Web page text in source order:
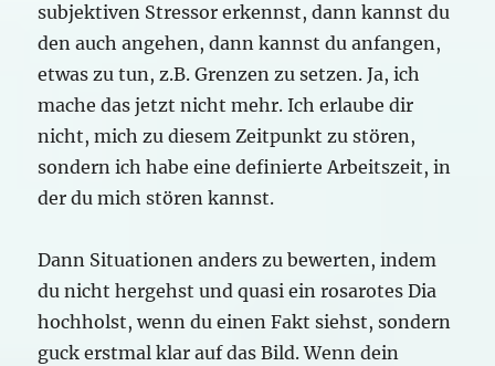
subjektiven Stressor erkennst, dann kannst du
den auch angehen, dann kannst du anfangen,
etwas zu tun, z.B. Grenzen zu setzen. Ja, ich
mache das jetzt nicht mehr. Ich erlaube dir
nicht, mich zu diesem Zeitpunkt zu stören,
sondern ich habe eine definierte Arbeitszeit, in
der du mich stören kannst.
Dann Situationen anders zu bewerten, indem
du nicht hergehst und quasi ein rosarotes Dia
hochholst, wenn du einen Fakt siehst, sondern
guck erstmal klar auf das Bild. Wenn dein